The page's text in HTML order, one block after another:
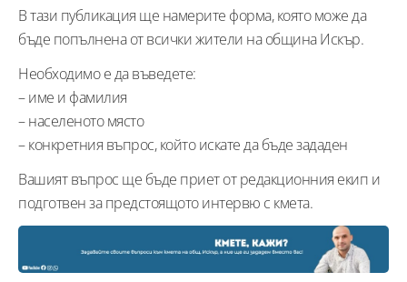
В тази публикация ще намерите форма, която може да
бъде попълнена от всички жители на община Искър.
Необходимо е да въведете:
– име и фамилия
– населеното място
– конкретния въпрос, който искате да бъде зададен
Вашият въпрос ще бъде приет от редакционния екип и
подготвен за предстоящото интервю с кмета.